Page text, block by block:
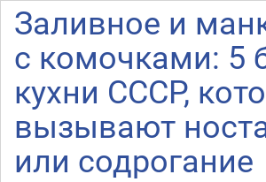
Заливное и
с комочками: 5
кухни СССР,
вызывают
или содрогание